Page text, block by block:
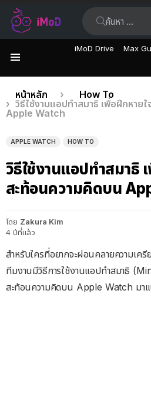
iMoD Drive Max
เรื่อง
ล่าสุด
คุณอยู่ที่นี่:
หน้าหลัก
How To
วิธีใช้งานแอปทำสมาธิ เพื่อฝึกหาย
Apple Watch
APPLE WATCH HOW TO
วิธีใช้งานแอปทำสมาธิ
สะท้อนความคิดบน
โดย Zakura Kim
4 ปีที่แล้ว
สำหรับใครที่อยากจะผ่อนคลายความเค
ทีมงานมีวิธีการใช้งานแอปทำสมาธิ
สะท้อนความคิดบน Apple Watch มาแ